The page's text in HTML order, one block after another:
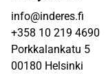
info@inderes.fi
+358 10 219 4690
Porkkalankatu 5
00180 Helsinki